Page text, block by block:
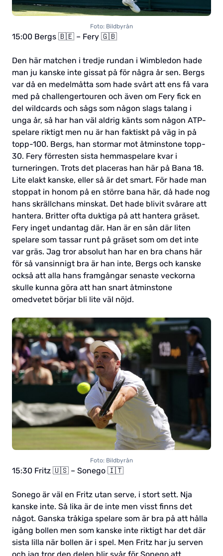
Foto: Bildbyrån
15:00 Bergs 🇧🇪 – Fery 🇬🇧
Den här matchen i tredje rundan i Wimbledon hade
man ju kanske inte gissat på för några år sen. Bergs
var då en medelmåtta som hade svårt att ens få vara
med på challengertouren och även om Fery fick en
del wildcards och sågs som någon slags talang i
unga år, så har han väl aldrig känts som någon ATP-
spelare riktigt men nu är han faktiskt på väg in på
topp-100. Bergs, han stormar mot åtminstone topp-
30. Fery förresten sista hemmaspelare kvar i
turneringen. Trots det placeras han här på Bana 18.
Lite elakt kanske, eller så är det smart. För hade man
stoppat in honom på en större bana här, då hade nog
hans skrällchans minskat. Det hade blivit svårare att
hantera. Britter ofta duktiga på att hantera gräset.
Fery inget undantag där. Han är en sån där liten
spelare som tassar runt på gräset som om det inte
var gräs. Jag tror absolut han har en bra chans här
för så vansinnigt bra är han inte, Bergs och kanske
också att alla hans framgångar senaste veckorna
skulle kunna göra att han snart åtminstone
omedvetet börjar bli lite väl nöjd.
Foto: Bildbyrån
15:30 Fritz 🇺🇸 – Sonego 🇮🇹
Sonego är väl en Fritz utan serve, i stort sett. Nja
kanske inte. Så lika är de inte men visst finns det
något. Ganska tråkiga spelare som är bra på att hålla
igång bollen men som kanske inte riktigt har det där
sista lilla när bollen är i spel. Men Fritz har ju serven
och jag tror den delen blir svår för Sonego att